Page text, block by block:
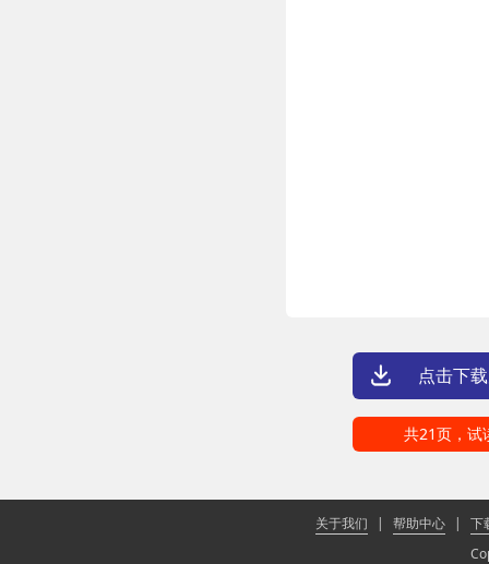
点击下
共21页，试
关于我们 | 帮助中心 |
下